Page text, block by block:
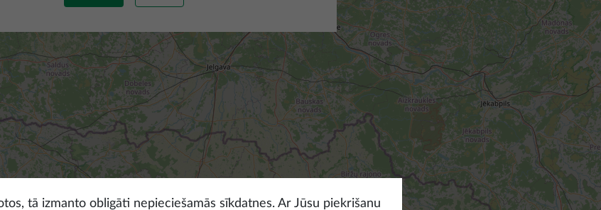
tā izmanto obligāti nepieciešamās sīkdatnes. Ar Jūsu piekrišanu